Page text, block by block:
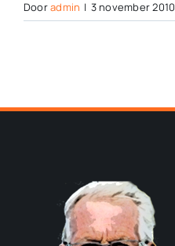
Dooradmin | 3 november 2010